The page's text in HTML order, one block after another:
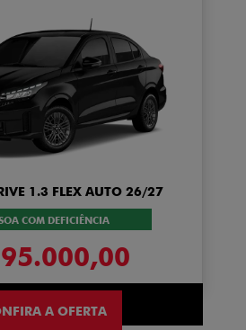
1.3 FLEX AUTO 26/27
COM DEFICIÊNCIA
A OFERTA